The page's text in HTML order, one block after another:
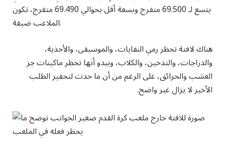
يتسع لـ 69.500 متفرج وبسعة أقل بحوالي 69.490 متفرج، تكون
الملاعب ضيقة.
هناك لافتة تحظر رمي النفايات، والموسيقى، والأحذية،
والدراجات، والتدخين، والكلاب، ويبدو أنها تحظر ماكينات جز
العشب والحرائق، على الرغم من أن ما حدث لتحفيز الطلب
الأخير لا يزال غير واضح.